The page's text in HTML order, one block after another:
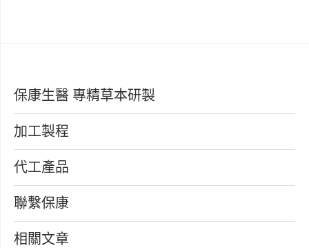
保康生醫 專精草本研製
加工製程
代工產品
聯繫保康
相關文章